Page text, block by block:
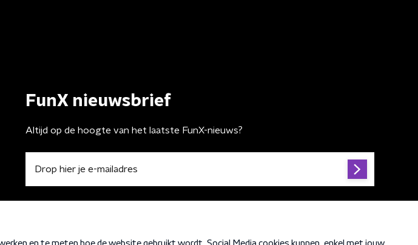
FunX nieuwsbrief
Altijd op de hoogte van het laatste FunX-nieuws?